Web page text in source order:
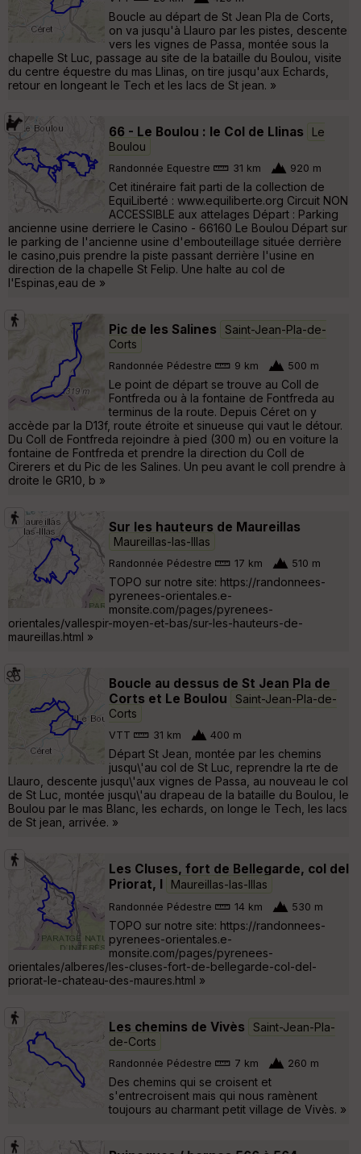
Boucle au départ de St Jean Pla de Corts,
on va jusqu'à Llauro par les pistes, descente
vers les vignes de Passa, montée sous la
chapelle St Luc, passage au site de la bataille du Boulou, visite
du centre équestre du mas Llinas, on tire jusqu'aux Echards,
retour en longeant le Tech et les lacs de St jean. »
66 - Le Boulou : le Col de Llinas
Le
Boulou
Randonnée Equestre 31 km 920 m
Cet itinéraire fait parti de la collection de
EquiLiberté : www.equiliberte.org Circuit NON
ACCESSIBLE aux attelages Départ : Parking
ancienne usine derriere le Casino - 66160 Le Boulou Départ sur
le parking de l'ancienne usine d'embouteillage située derrière
le casino,puis prendre la piste passant derrière l'usine en
direction de la chapelle St Felip. Une halte au col de
l'Espinas,eau de »
Pic de les Salines
Saint-Jean-Pla-de-
Corts
Randonnée Pédestre 9 km 500 m
Le point de départ se trouve au Coll de
Fontfreda ou à la fontaine de Fontfreda au
terminus de la route. Depuis Céret on y
accède par la D13f, route étroite et sinueuse qui vaut le détour.
Du Coll de Fontfreda rejoindre à pied (300 m) ou en voiture la
fontaine de Fontfreda et prendre la direction du Coll de
Cirerers et du Pic de les Salines. Un peu avant le coll prendre à
droite le GR10, b »
Sur les hauteurs de Maureillas
Maureillas-las-Illas
Randonnée Pédestre 17 km 510 m
TOPO sur notre site: https://randonnees-
pyrenees-orientales.e-
monsite.com/pages/pyrenees-
orientales/vallespir-moyen-et-bas/sur-les-hauteurs-de-
maureillas.html »
Boucle au dessus de St Jean Pla de
Corts et Le Boulou
Saint-Jean-Pla-de-
Corts
VTT 31 km 400 m
Départ St Jean, montée par les chemins
jusqu\'au col de St Luc, reprendre la rte de
Llauro, descente jusqu\'aux vignes de Passa, au nouveau le col
de St Luc, montée jusqu\'au drapeau de la bataille du Boulou, le
Boulou par le mas Blanc, les echards, on longe le Tech, les lacs
de St jean, arrivée. »
Les Cluses, fort de Bellegarde, col del
Priorat, l
Maureillas-las-Illas
Randonnée Pédestre 14 km 530 m
TOPO sur notre site: https://randonnees-
pyrenees-orientales.e-
monsite.com/pages/pyrenees-
orientales/alberes/les-cluses-fort-de-bellegarde-col-del-
priorat-le-chateau-des-maures.html »
Les chemins de Vivès
Saint-Jean-Pla-
de-Corts
Randonnée Pédestre 7 km 260 m
Des chemins qui se croisent et
s'entrecroisent mais qui nous ramènent
toujours au charmant petit village de Vivès. »